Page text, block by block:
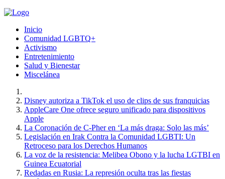
Inicio
Comunidad LGBTQ+
Activismo
Entretenimiento
Salud y Bienestar
Miscelánea
Disney autoriza a TikTok el uso de clips de sus franquicias
AppleCare One ofrece seguro unificado para dispositivos
Apple
La Coronación de C-Pher en ‘La más draga: Solo las más’
Legislación en Irak Contra la Comunidad LGBTI: Un
Retroceso para los Derechos Humanos
La voz de la resistencia: Melibea Obono y la lucha LGTBI en
Guinea Ecuatorial
Redadas en Rusia: La represión oculta tras las fiestas